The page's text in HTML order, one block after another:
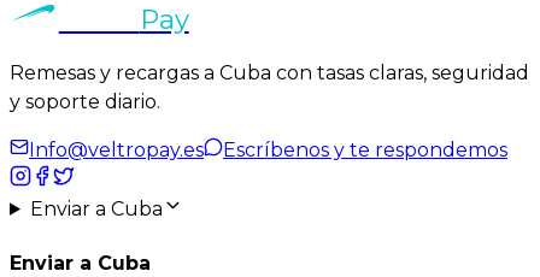
Pay
Remesas y recargas a Cuba con tasas claras, seguridad
y soporte diario.
Info@veltropay.es Escríbenos y te respondemos
Enviar a Cuba
Enviar a Cuba